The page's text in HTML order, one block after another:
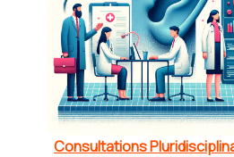
Consultations